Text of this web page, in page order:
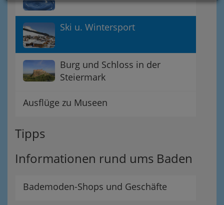
Ski u. Wintersport
Burg und Schloss in der
Steiermark
Ausflüge zu Museen
Tipps
Informationen rund ums Baden
Bademoden-Shops und Geschäfte